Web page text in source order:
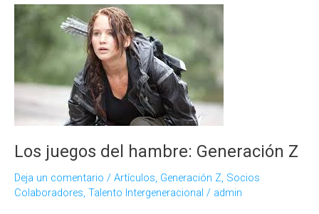
babyboomers?
Los juegos del hambre: Generación Z
Deja un comentario / Artículos, Generación Z, Socios
Colaboradores, Talento Intergeneracional / admin